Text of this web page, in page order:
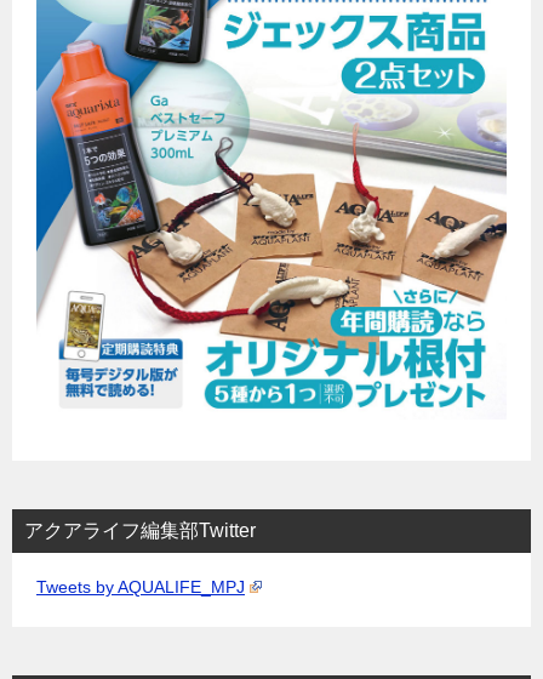
アクアライフ編集部Twitter
Tweets by AQUALIFE_MPJ